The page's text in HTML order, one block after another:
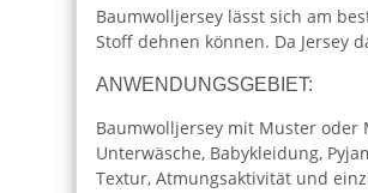
Baumwolljersey lässt sich am
Stoff dehnen können. Da Jersey
ANWENDUNGSGEBIET:
Baumwolljersey mit Muster oder
Unterwäsche, Babykleidung,
Textur, Atmungsaktivität und